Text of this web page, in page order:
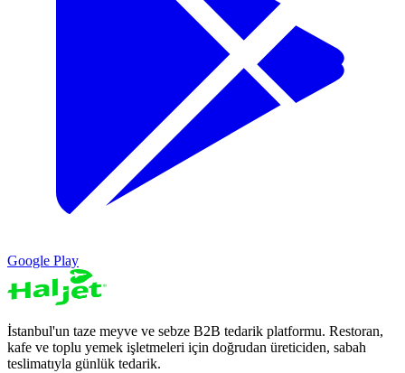
Google Play
İstanbul'un taze meyve ve sebze B2B tedarik platformu. Restoran,
kafe ve toplu yemek işletmeleri için doğrudan üreticiden, sabah
teslimatıyla günlük tedarik.